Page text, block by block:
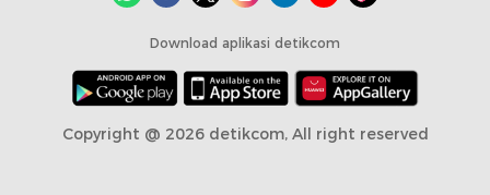
Download aplikasi detikcom
Copyright @ 2026 detikcom, All right reserved